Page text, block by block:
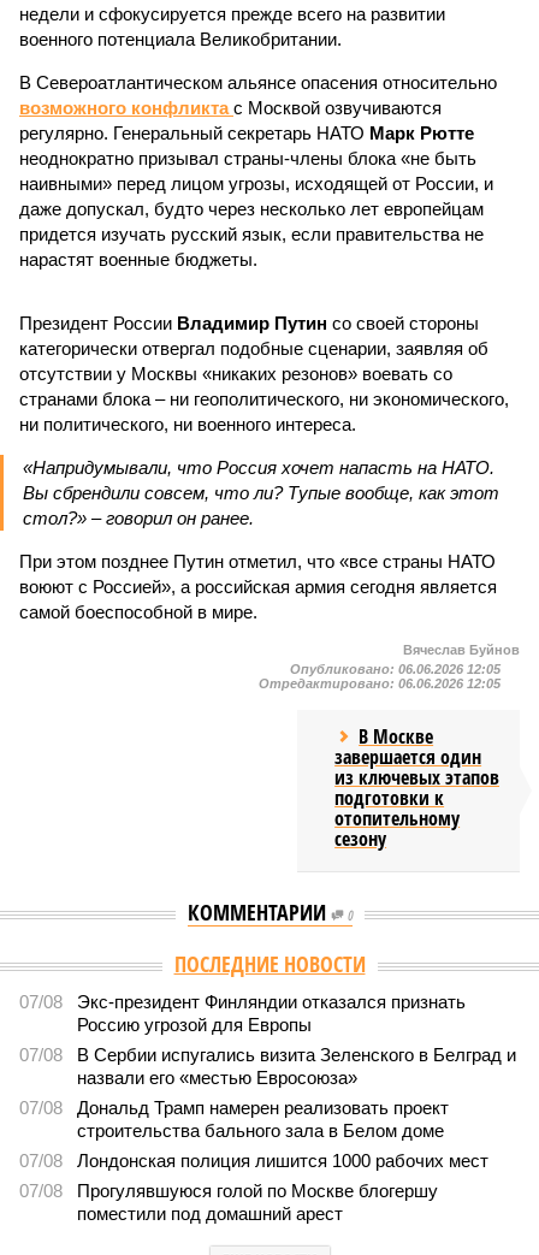
недели и сфокусируется прежде всего на развитии
военного потенциала Великобритании.
В Североатлантическом альянсе опасения относительно
возможного конфликтас Москвой озвучиваются
регулярно. Генеральный секретарь НАТО Марк Рютте
неоднократно призывал страны-члены блока «не быть
наивными» перед лицом угрозы, исходящей от России, и
даже допускал, будто через несколько лет европейцам
придется изучать русский язык, если правительства не
нарастят военные бюджеты.
Президент России Владимир Путин со своей стороны
категорически отвергал подобные сценарии, заявляя об
отсутствии у Москвы «никаких резонов» воевать со
странами блока – ни геополитического, ни экономического,
ни политического, ни военного интереса.
«Напридумывали, что Россия хочет напасть на НАТО.
Вы сбрендили совсем, что ли? Тупые вообще, как этот
стол?» – говорил он ранее.
При этом позднее Путин отметил, что «все страны НАТО
воюют с Россией», а российская армия сегодня является
самой боеспособной в мире.
Вячеслав Буйнов
Опубликовано: 06.06.2026 12:05
Отредактировано: 06.06.2026 12:05
В Москве
завершается один
из ключевых этапов
подготовки к
отопительному
сезону
КОММЕНТАРИИ 0
Версия //Общество //
Земля уже не раз показывала человечеству свой
крутой нрав – когда покажет снова?
Земля уже не раз показывала человечеству свой крутой
нрав – когда покажет снова?
Последние времена
Земля уже не раз показывала человечеству свой крутой нрав – когда
покажет снова? (фото: АР-ТАСС)